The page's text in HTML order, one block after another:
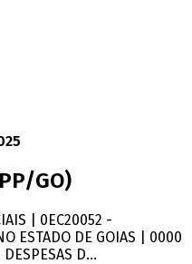
GO)
| 0EC20052 -
ESTADO DE GOIAS | 0000
D...